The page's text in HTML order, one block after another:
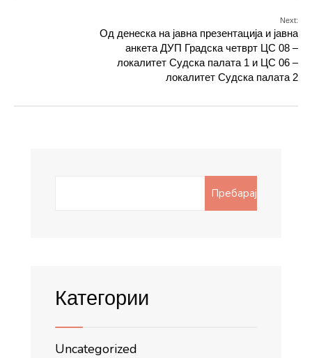
Next:
Од денеска на јавна презентација и јавна
анкета ДУП Градска четврт ЦС 08 –
локалитет Судска палата 1 и ЦС 06 –
локалитет Судска палата 2
Пребарај
Категории
Uncategorized